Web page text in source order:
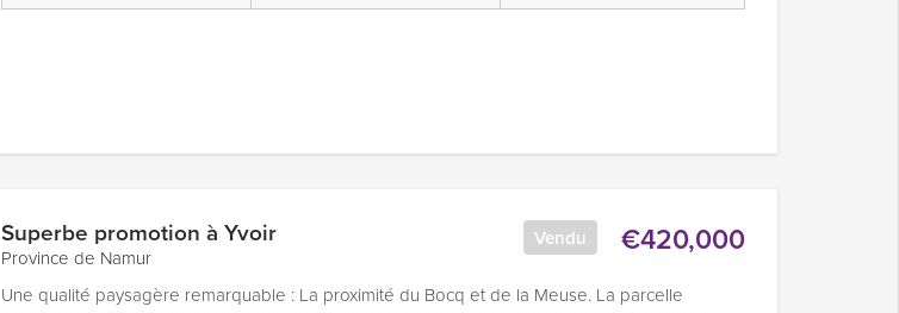
€420,000
Vendu
Superbe promotion à Yvoir
Province de Namur
Une qualité paysagère remarquable : La proximité du Bocq et de la Meuse. La parcelle